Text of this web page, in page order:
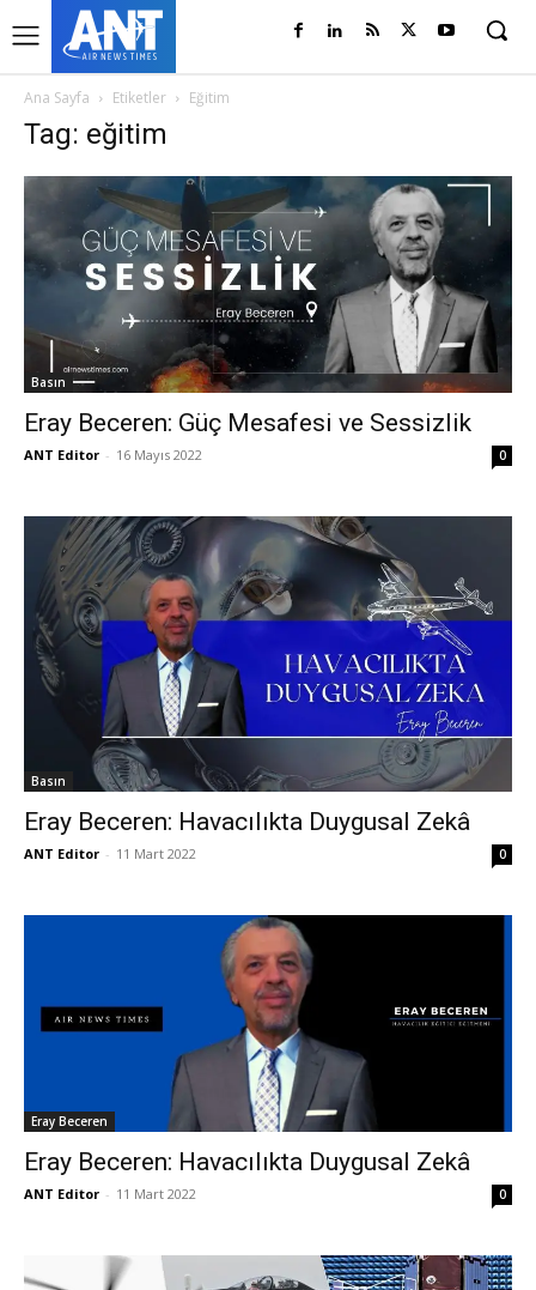
Ana Sayfa Etiketler Eğitim
Tag: eğitim
Basın
Eray Beceren: Güç Mesafesi ve Sessizlik
ANT Editor - 16 Mayıs 2022 0
Basın
Eray Beceren: Havacılıkta Duygusal Zekâ
ANT Editor - 11 Mart 2022 0
Eray Beceren
Eray Beceren: Havacılıkta Duygusal Zekâ
ANT Editor - 11 Mart 2022 0